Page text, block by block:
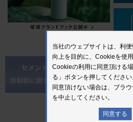
当社のウェブサイトは、利便
向上を目的に、Cookieを使用
Cookieの利用に同意頂ける
る」ボタンを押してください
同意頂けない場合は、ブラ
を中止してください。
同意する